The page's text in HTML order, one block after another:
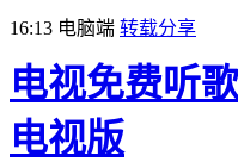
16:13 电脑端 转载分享
电视免费听
电视版